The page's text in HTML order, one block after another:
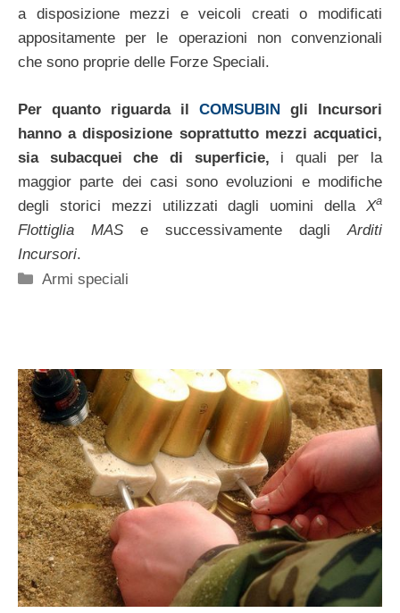
a disposizione mezzi e veicoli creati o modificati
appositamente per le operazioni non convenzionali
che sono proprie delle Forze Speciali.
Per quanto riguarda il COMSUBIN gli Incursori
hanno a disposizione soprattutto mezzi acquatici,
sia subacquei che di superficie, i quali per la
maggior parte dei casi sono evoluzioni e modifiche
degli storici mezzi utilizzati dagli uomini della Xa
Flottiglia MAS e successivamente dagli Arditi
Incursori.
Categorie
Armi speciali